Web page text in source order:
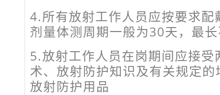
4.所有放射工作人员应按要求配
剂量体测周期一般为30天，最
5.放射工作人员在岗期间应接受
术、放射防护知识及有关规定
放射防护用品